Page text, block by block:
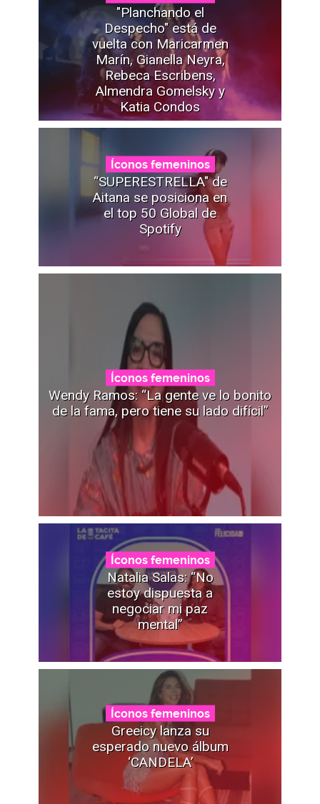
"Planchando el
Despecho" está de
vuelta con Maricarmen
Marín, Gianella Neyra,
Rebeca Escribens,
Almendra Gomelsky y
Katia Condos
Íconos femeninos
“SUPERESTRELLA" de
Aitana se posiciona en
el top 50 Global de
Spotify
Íconos femeninos
Wendy Ramos: “La gente ve lo bonito
de la fama, pero tiene su lado difícil”
Íconos femeninos
Natalia Salas: “No
estoy dispuesta a
negociar mi paz
mental”
Íconos femeninos
Greeicy lanza su
esperado nuevo álbum
‘CANDELA’